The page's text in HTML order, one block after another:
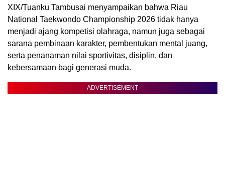
XIX/Tuanku Tambusai menyampaikan bahwa Riau
National Taekwondo Championship 2026 tidak hanya
menjadi ajang kompetisi olahraga, namun juga sebagai
sarana pembinaan karakter, pembentukan mental juang,
serta penanaman nilai sportivitas, disiplin, dan
kebersamaan bagi generasi muda.
ADVERTISEMENT